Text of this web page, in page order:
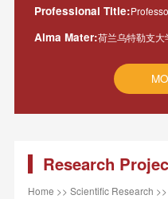
Professional Title:
Alma Mater:荷兰乌特勒支大
Research
Home >> Scientific Research >>